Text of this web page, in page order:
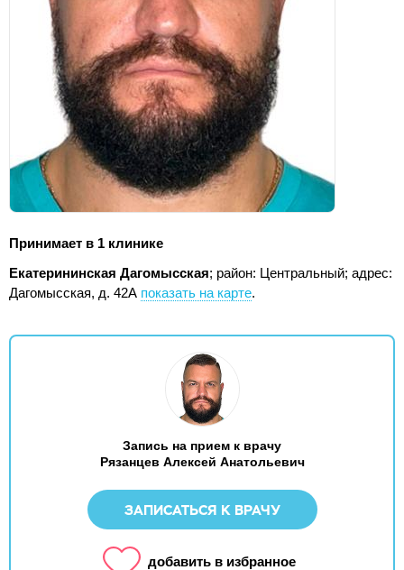
Принимает в 1 клинике
Екатерининская Дагомысская; район: Центральный; адрес:
Дагомысская, д. 42А показать на карте.
Запись на прием к врачу
Рязанцев Алексей Анатольевич
ЗАПИСАТЬСЯ К ВРАЧУ
добавить в избранное